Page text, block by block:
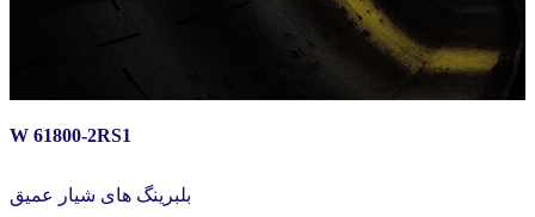
W 61800-2RS1
بلبرینگ های شیار عمیق